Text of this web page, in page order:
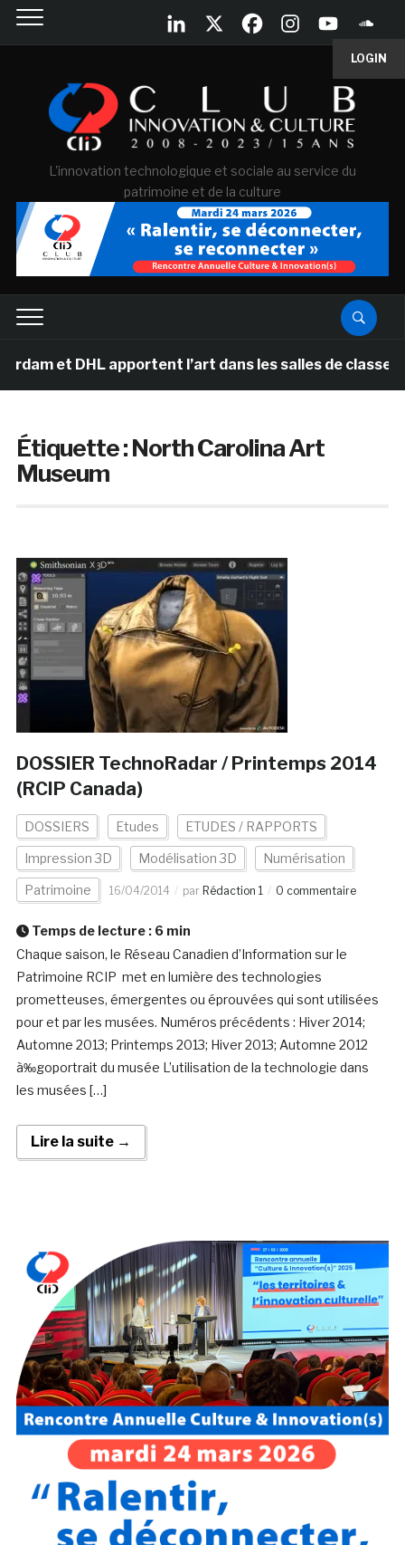
LOGIN
L'innovation technologique et sociale au service du
patrimoine et de la culture
et DHL apportent l’art dans les salles de classe
Étiquette :North Carolina Art
Museum
DOSSIER TechnoRadar / Printemps 2014
(RCIP Canada)
DOSSIERS Etudes ETUDES / RAPPORTS
Impression 3D Modélisation 3D Numérisation
Patrimoine 16/04/2014 par Rédaction 1 0 commentaire
Temps de lecture : 6 min
Chaque saison, le Réseau Canadien d’Information sur le
Patrimoine RCIP met en lumière des technologies
prometteuses, émergentes ou éprouvées qui sont utilisées
pour et par les musées. Numéros précédents : Hiver 2014;
Automne 2013; Printemps 2013; Hiver 2013; Automne 2012
à‰goportrait du musée L’utilisation de la technologie dans
les musées […]
Lire la suite →